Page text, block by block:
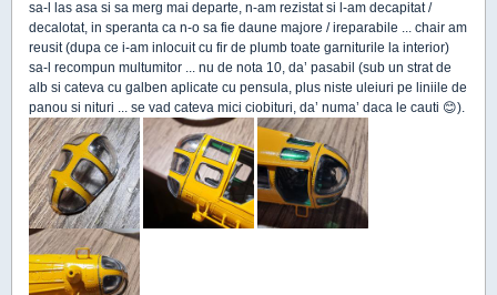
sa-l las asa si sa merg mai departe, n-am rezistat si l-am decapitat /
decalotat, in speranta ca n-o sa fie daune majore / ireparabile ... chair am
reusit (dupa ce i-am inlocuit cu fir de plumb toate garniturile la interior)
sa-l recompun multumitor ... nu de nota 10, da’ pasabil (sub un strat de
alb si cateva cu galben aplicate cu pensula, plus niste uleiuri pe liniile de
panou si nituri ... se vad cateva mici ciobituri, da’ numa’ daca le cauti 😊).